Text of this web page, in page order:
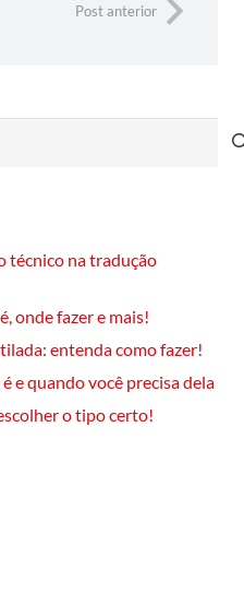
Post anterior
técnico na tradução
onde fazer e mais!
entenda como fazer!
e quando você precisa dela
o tipo certo!